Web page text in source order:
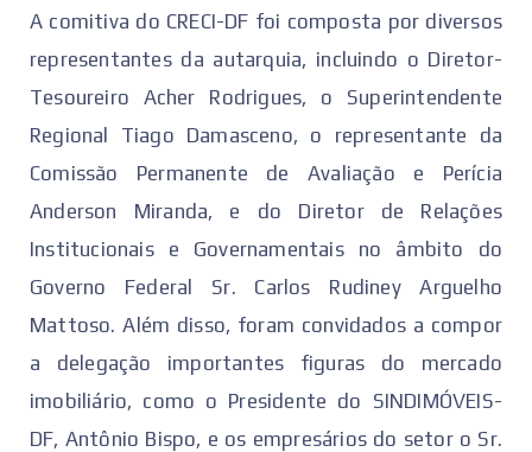
A comitiva do CRECI-DF foi composta por diversos
representantes da autarquia, incluindo o Diretor-
Tesoureiro Acher Rodrigues, o Superintendente
Regional Tiago Damasceno, o representante da
Comissão Permanente de Avaliação e Perícia
Anderson Miranda, e do Diretor de Relações
Institucionais e Governamentais no âmbito do
Governo Federal Sr. Carlos Rudiney Arguelho
Mattoso. Além disso, foram convidados a compor
a delegação importantes figuras do mercado
imobiliário, como o Presidente do SINDIMÓVEIS-
DF, Antônio Bispo, e os empresários do setor o Sr.